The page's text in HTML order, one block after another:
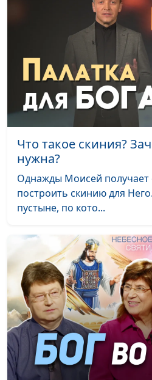
потерянная истина
Целительные мощи
Елисея: разгадываем
загадку
Олег
Жертва за грех и её
уроки
Олег
Грех и древняя
система
жертвоприношений
Олег
Жертвоприношения:
Олег
Что такое скиния?
нужна?
Однажды Моисей получает
построить скинию для
пустыне, по кото...